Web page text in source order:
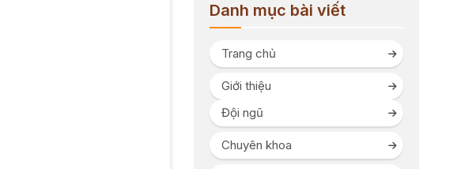
Danh mục bài viết
Trang chủ
Giới thiệu
Đội ngũ
Chuyên khoa